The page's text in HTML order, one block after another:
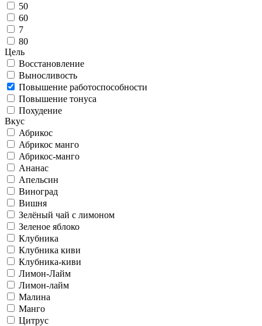
50
60
7
80
Цель
Восстановление
Выносливость
Повышение работоспособности
Повышение тонуса
Похудение
Вкус
Абрикос
Абрикос манго
Абрикос-манго
Ананас
Апельсин
Виноград
Вишня
Зелёный чай с лимоном
Зеленое яблоко
Клубника
Клубника киви
Клубника-киви
Лимон-Лайм
Лимон-лайм
Малина
Манго
Цитрус